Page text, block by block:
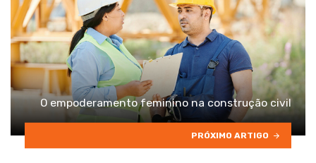
O empoderamento feminino na construção civil
PRÓXIMO ARTIGO